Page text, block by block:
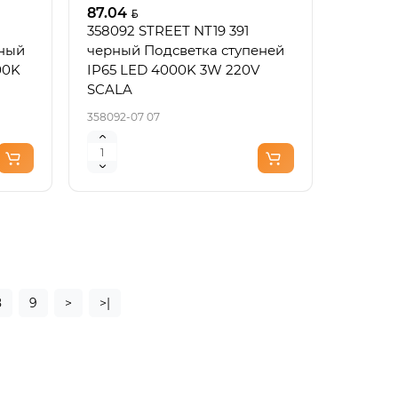
87.04
358092 STREET NT19 391
черный Подсветка ступеней
IP65 LED 4000K 3W 220V
SCALA
358092-07 07
9 > >|